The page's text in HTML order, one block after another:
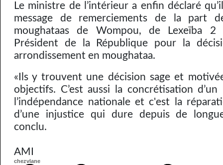
Le ministre de l’intérieur a enfin déclaré
message de remerciements de la part
moughataas de Wompou, de Lexeïba
Président de la République pour la
arrondissement en moughataa.
«Ils y trouvent une décision sage et
objectifs. C’est aussi la concrétisation
l’indépendance nationale et c'est la
d’une injustice qui dure depuis de
conclu.
AMI
chezvlane